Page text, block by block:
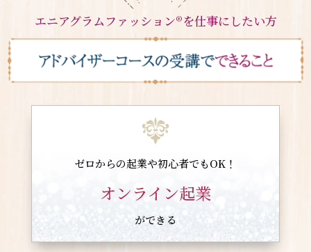
エニアグラムファッション®︎を仕事にしたい方
ゼロからの起業や初心者でもOK！
オンライン起業
ができる